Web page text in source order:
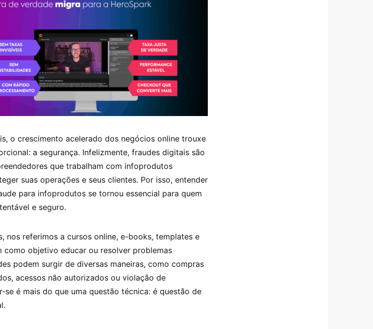
o crescimento acelerado dos negócios online trouxe
a segurança. Infelizmente, fraudes digitais são
que trabalham com infoprodutos
suas operações e seus clientes. Por isso, entender
para infoprodutos se tornou essencial para quem
e seguro.
nos referimos a cursos online, e-books, templates e
objetivo educar ou resolver problemas
podem surgir de diversas maneiras, como compras
acessos não autorizados ou violação de
é mais do que uma questão técnica: é questão de